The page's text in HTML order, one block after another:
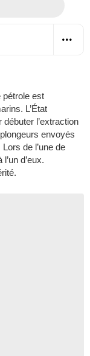
pétrole est
L’État
l’extraction
envoyés
de l’une de
d’eux.